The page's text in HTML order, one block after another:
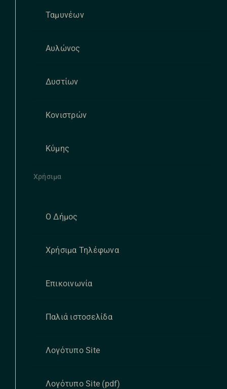
Ταμυνέων
Αυλώνος
Δυστίων
Κονιστρών
Κύμης
Χρήσιμα
Ο Δήμος
Χρήσιμα Τηλέφωνα
Επικοινωνία
Παλιά ιστοσελίδα
Λογότυπο Site
Λογότυπο Site (pdf)